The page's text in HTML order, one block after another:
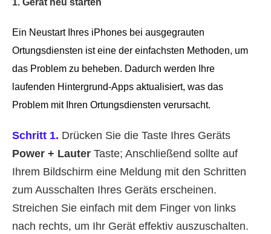
1. Gerät neu starten
Ein Neustart Ihres iPhones bei ausgegrauten
Ortungsdiensten ist eine der einfachsten Methoden, um
das Problem zu beheben. Dadurch werden Ihre
laufenden Hintergrund-Apps aktualisiert, was das
Problem mit Ihren Ortungsdiensten verursacht.
Schritt 1. Drücken Sie die Taste Ihres Geräts
Power + Lauter Taste; Anschließend sollte auf
Ihrem Bildschirm eine Meldung mit den Schritten
zum Ausschalten Ihres Geräts erscheinen.
Streichen Sie einfach mit dem Finger von links
nach rechts, um Ihr Gerät effektiv auszuschalten.